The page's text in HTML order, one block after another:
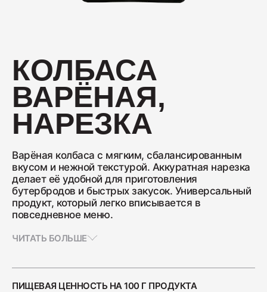
Нарезка Сервелат "Кремлёвский"
110
Нарезка Индейка варёно-копчёная
70
Колбаса сырокопчёная Сальчичон
260
КОЛБАСА
ВАРЁНАЯ,
НАРЕЗКА
Варёная колбаса с мягким, сбалансированным
вкусом и нежной текстурой. Аккуратная нарезка
делает её удобной для приготовления
бутербродов и быстрых закусок. Универсальный
продукт, который легко вписывается в
повседневное меню.
ЧИТАТЬ БОЛЬШЕ
ПИЩЕВАЯ ЦЕННОСТЬ НА 100 Г ПРОДУКТА